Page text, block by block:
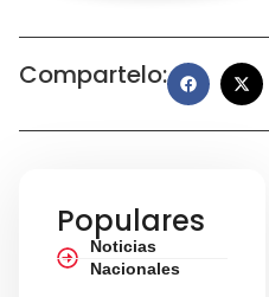
Compartelo:
Populares
Noticias
Nacionales